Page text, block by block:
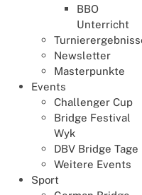
BBO
Unterricht
Newsletter
Masterpunkte
Events
Challenger Cup
Bridge Festival
Wyk
DBV Bridge Tage
Weitere Events
Sport
Was ist neu auf
16. Juli 2026
Organisation
Zwei neue Thinknets
Datenbank